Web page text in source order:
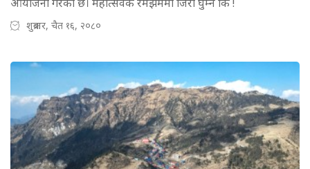
आयोजना गरेको छ। महोत्सवकै रमझममा जिरी घुम्ने कि !
शुक्रबार, चैत १६, २०८०